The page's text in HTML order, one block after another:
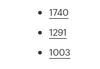
1740
1291
1003